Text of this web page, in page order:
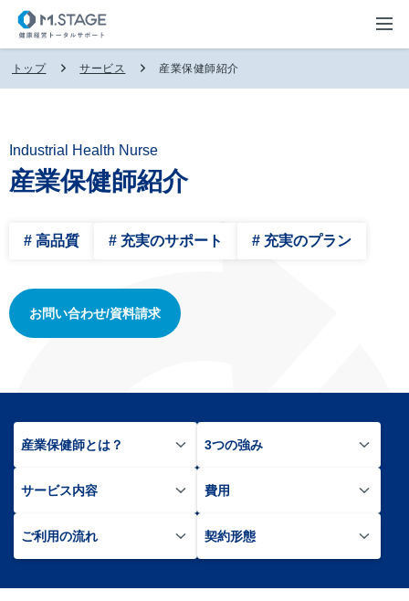
トップ サービス 産業保健師紹介
Industrial Health Nurse
産業保健師紹介
# 高品質 # 充実のサポート # 充実のプラン
お問い合わせ/資料請求
産業保健師とは？ 3つの強み
サービス内容 費用
ご利用の流れ 契約形態